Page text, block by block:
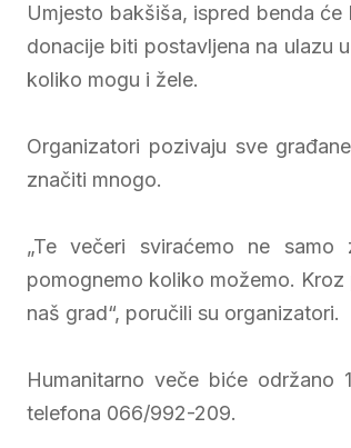
Umjesto bakšiša, ispred benda
donacije biti postavljena na ulazu
koliko mogu i žele.
Organizatori pozivaju sve
značiti mnogo.
„Te večeri sviraćemo ne
pomognemo koliko možemo.
naš grad“, poručili su organizatori.
Humanitarno veče biće održano
telefona 066/992-209.